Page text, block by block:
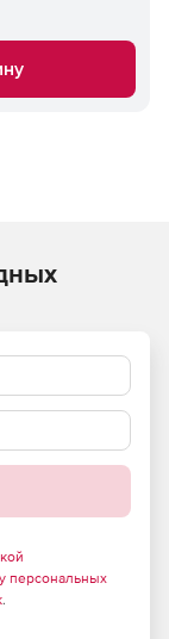
персональных
.